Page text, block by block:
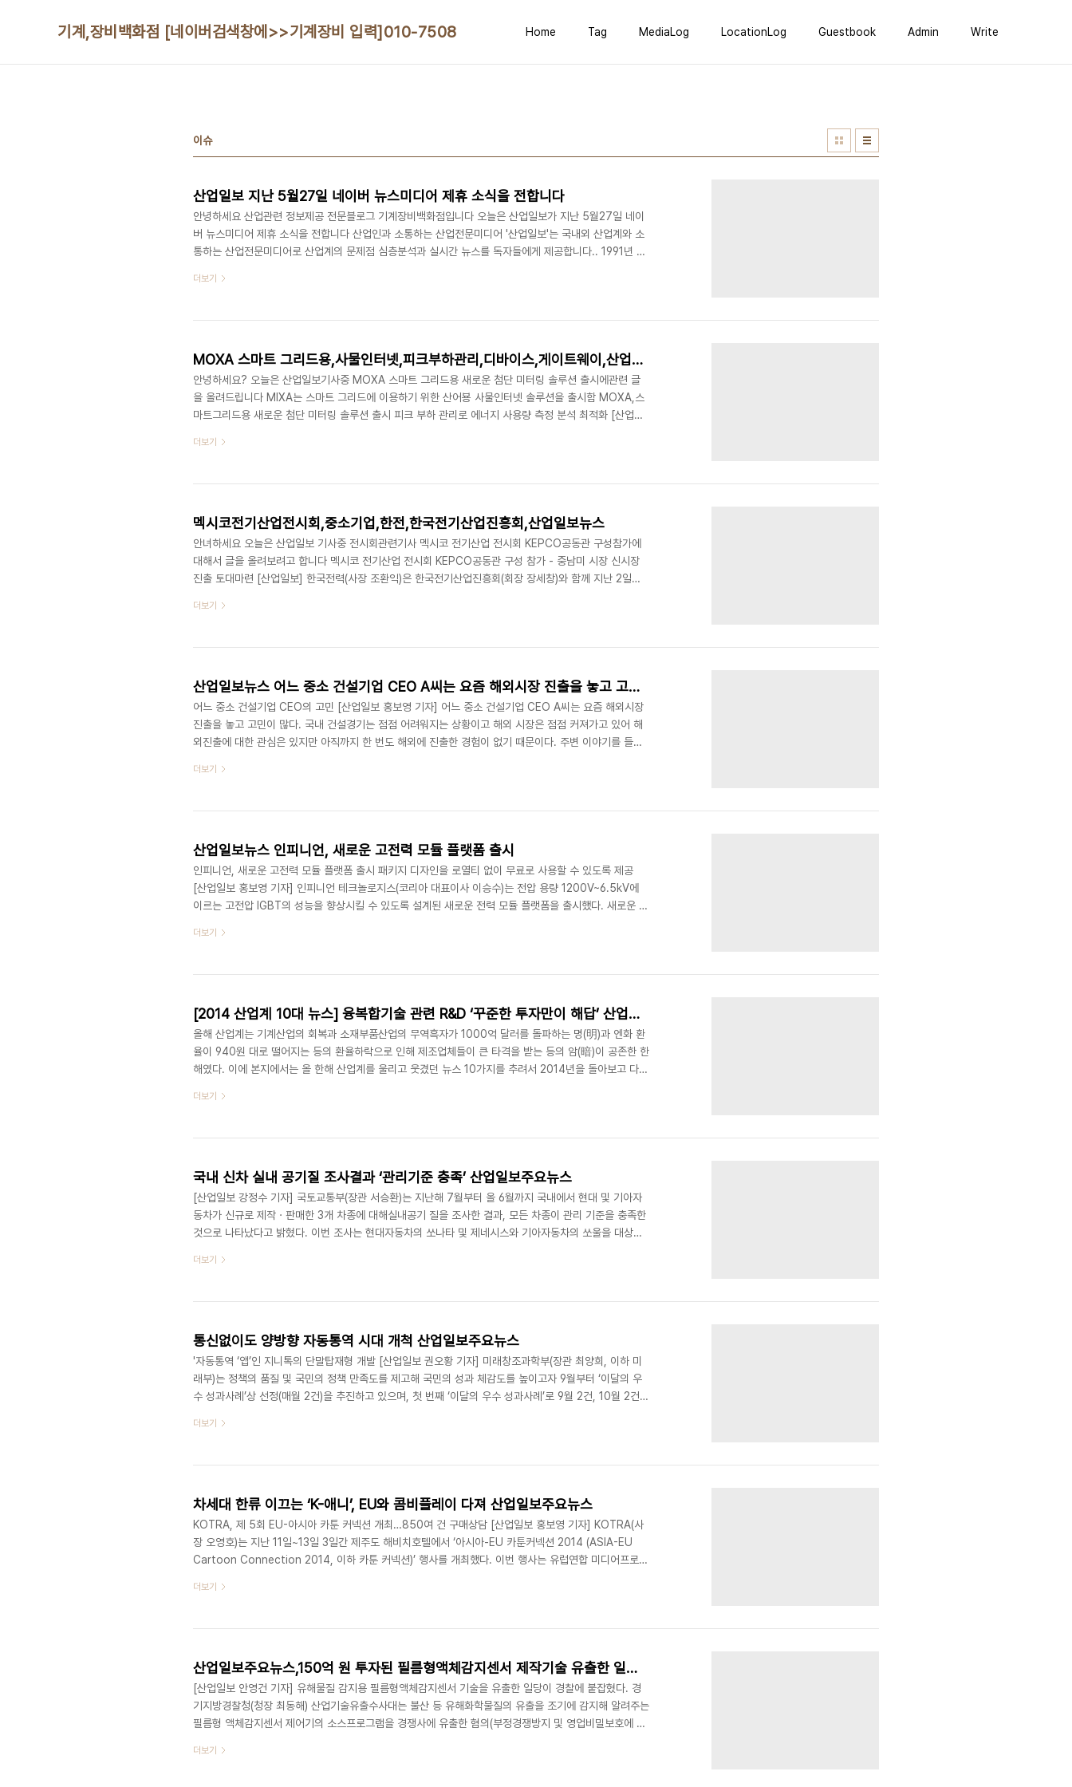
기계,장비백화점 [네이버검색창에>>기계장비 입력]010-7508-2298 Home Tag MediaLog LocationLog Guestbook Admin Write
이슈
산업일보 지난 5월27일 네이버 뉴스미디어 제휴 소식을 전합니다
안녕하세요 산업관련 정보제공 전문블로그 기계장비백화점입니다 오늘은 산업일보가 지난 5월27일 네이
버 뉴스미디어 제휴 소식을 전합니다 산업인과 소통하는 산업전문미디어 '산업일보'는 국내외 산업계와 소
통하는 산업전문미디어로 산업계의 문제점 심층분석과 실시간 뉴스를 독자들에게 제공합니다.. 1991년 산
구축을 통해 온라인 시장에 진출한 뒤 2007년 인터넷신문 '산업일보'를 창간했습니다 산업일보회사소개 -
http://kidd.co.kr/company/history.html 영상뉴스 여기는현장입니다 산업지식퀴즈 기자..
더보기
MOXA 스마트 그리드용,사물인터넷,피크부하관리,디바이스,게이트웨이,산업일보뉴스
안녕하세요? 오늘은 산업일보기사중 MOXA 스마트 그리드용 새로운 첨단 미터링 솔루션 출시에관련 글
을 올려드립니다 MIXA는 스마트 그리드에 이용하기 위한 산어뵹 사물인터넷 솔루션을 출시함 MOXA,스
마트그리드용 새로운 첨단 미터링 솔루션 출시 피크 부하 관리로 에너지 사용량 측정 분석 최적화 [산업일
기 위한 산업용 사물인터넷(IoT; Internet of Things) AMI 솔루션을 출시한다고 밝혔다. MOXA의 산업
을 이용해 고전압 및 저전압, 투명 및 불투명 AMI 애..
더보기
멕시코전기산업전시회,중소기업,한전,한국전기산업진흥회,산업일보뉴스
안녀하세요 오늘은 산업일보 기사중 전시회관련기사 멕시코 전기산업 전시회 KEPCO공동관 구성참가에
대해서 글을 올려보려고 합니다 멕시코 전기산업 전시회 KEPCO공동관 구성 참가 - 중남미 시장 신시장
진출 토대마련 [산업일보] 한국전력(사장 조환익)은 한국전기산업진흥회(회장 장세창)와 함께 지난 2일부
2015)에 중소 협력기업 10개사와 동반 참가했다. 올해로 19회째를 맞이하는 멕시코 전기산업 전시회는
티 센트로바나멕스(Centro Banamex) 내 366,000㎡ 규모의 전시장에서 12..
더보기
산업일보뉴스 어느 중소 건설기업 CEO A씨는 요즘 해외시장 진출을 놓고 고민이 많다.
어느 중소 건설기업 CEO의 고민 [산업일보 홍보영 기자] 어느 중소 건설기업 CEO A씨는 요즘 해외시장
진출을 놓고 고민이 많다. 국내 건설경기는 점점 어려워지는 상황이고 해외 시장은 점점 커져가고 있어 해
외진출에 대한 관심은 있지만 아직까지 한 번도 해외에 진출한 경험이 없기 때문이다. 주변 이야기를 들어
의 가장 큰 고민은 자기가 운영하는 기업이 해외시장에서 어느 정도 경쟁력이 있는지 가늠해 볼 수 없어 감
량을 키울 수 있을 텐데 말이다. 또한 입찰준비부터 준공에 이르기까지 필요한 서류 등을 꼼꼼..
더보기
산업일보뉴스 인피니언, 새로운 고전력 모듈 플랫폼 출시
인피니언, 새로운 고전력 모듈 플랫폼 출시 패키지 디자인을 로열티 없이 무료로 사용할 수 있도록 제공
[산업일보 홍보영 기자] 인피니언 테크놀로지스(코리아 대표이사 이승수)는 전압 용량 1200V~6.5kV에
이르는 고전압 IGBT의 성능을 향상시킬 수 있도록 설계된 새로운 전력 모듈 플랫폼을 출시했다. 새로운 모
모듈 업체들에게 제공한다. 이 플랫폼을 적용한 첫 번째 제품들은 3.3kV(450A), 4.5kV(400A),
19일부터 21일까지 독일의 뉘른베르크에서 개최되는 PCIM ..
더보기
[2014 산업계 10대 뉴스] 융복합기술 관련 R&D ‘꾸준한 투자만이 해답’ 산업일보뉴스
올해 산업계는 기계산업의 회복과 소재부품산업의 무역흑자가 1000억 달러를 돌파하는 명(明)과 엔화 환
율이 940원 대로 떨어지는 등의 환율하락으로 인해 제조업체들이 큰 타격을 받는 등의 암(暗)이 공존한 한
해였다. 이에 본지에서는 올 한해 산업계를 울리고 웃겼던 뉴스 10가지를 추려서 2014년을 돌아보고 다가
필수적이라고 할 수 있다. 정부 역시 우리나라의 이러한 특성을 감안해 지속적으로 기업들을 대상으로
주력산업에 대한 투자비중이 높고 개발단계 중심으로 투자되나, 기초단계 및 중소기업 비중은 지..
더보기
국내 신차 실내 공기질 조사결과 ‘관리기준 충족’ 산업일보주요뉴스
[산업일보 강정수 기자] 국토교통부(장관 서승환)는 지난해 7월부터 올 6월까지 국내에서 현대 및 기아자
동차가 신규로 제작ㆍ판매한 3개 차종에 대해실내공기 질을 조사한 결과, 모든 차종이 관리 기준을 충족한
것으로 나타났다고 밝혔다. 이번 조사는 현대자동차의 쏘나타 및 제네시스와 기아자동차의 쏘울을 대상으
3개 차종의 관리대상 유해물질이 모두 권고기준치 이하인 것으로 나타났다. 신차 실내공기 질에 대한 조사
에서의 공기 질에 대한 관심도 매우 커짐에 따라, 2007년도에 신차 실내공기 질 기준을 마련..
더보기
통신없이도 양방향 자동통역 시대 개척 산업일보주요뉴스
'자동통역 ‘앱’인 지니톡의 단말탑재형 개발 [산업일보 권오황 기자] 미래창조과학부(장관 최양희, 이하 미
래부)는 정책의 품질 및 국민의 정책 만족도를 제고해 국민의 성과 체감도를 높이고자 9월부터 ‘이달의 우
수 성과사례’상 선정(매월 2건)을 추진하고 있으며, 첫 번째 ‘이달의 우수 성과사례’로 9월 2건, 10월 2건
의성(참신성), 효과성, 국민의 성과 체감 정도 등을 종합적으로 평가해 선정하는데, 특히, ‘정책수요자 인터
(ICT) 분야 전문가들로 구성된 미래부 자체평가위원회와 블로그 기자단 등 외부 ..
더보기
차세대 한류 이끄는 ‘K-애니’, EU와 콤비플레이 다져 산업일보주요뉴스
KOTRA, 제 5회 EU-아시아 카툰 커넥션 개최…850여 건 구매상담 [산업일보 홍보영 기자] KOTRA(사
장 오영호)는 지난 11일~13일 3일간 제주도 해비치호텔에서 ‘아시아-EU 카툰커넥션 2014 (ASIA-EU
Cartoon Connection 2014, 이하 카툰 커넥션)’ 행사를 개최했다. 이번 행사는 유럽연합 미디어프로그
공동 주관사로 참여했다. 유럽 애니메이션 업계는 자본력을 바탕으로 강력한 투자·배급라인을 가지고 있고,
경을 뛰어넘는 애니메이션 공동제작 협업을 확대해 현지 진출을 꾀..
더보기
산업일보주요뉴스,150억 원 투자된 필름형액체감지센서 제작기술 유출한 일당 적발
[산업일보 안영건 기자] 유해물질 감지용 필름형액체감지센서 기술을 유출한 일당이 경찰에 붙잡혔다. 경
기지방경찰청(청장 최동해) 산업기술유출수사대는 불산 등 유해화학물질의 유출을 조기에 감지해 알려주는
필름형 액체감지센서 제어기의 소스프로그램을 경쟁사에 유출한 혐의(부정경쟁방지 및 영업비밀보호에 관
2010년 10월경 피해회사를 퇴직하면서 웹하드를 이용해 필름형액체감지센서 제어기 회로도 및 소스 프로
더보기